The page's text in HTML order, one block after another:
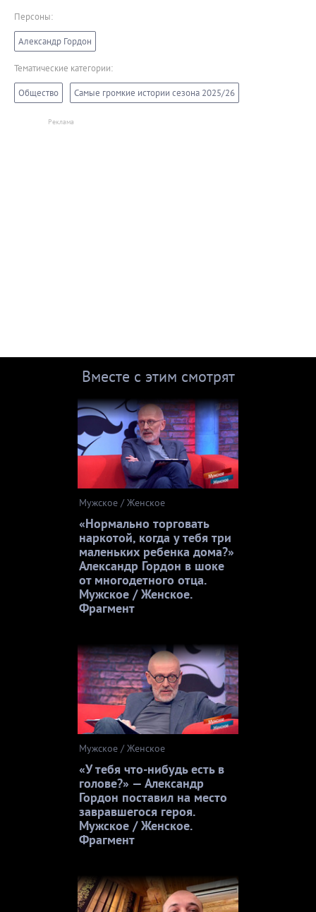
Персоны:
Александр Гордон
Тематические категории:
Общество Самые громкие истории сезона 2025/26
Вместе с этим смотрят
Мужское / Женское
«Нормально торговать
наркотой, когда у тебя три
маленьких ребенка дома?»
Александр Гордон в шоке
от многодетного отца.
Мужское / Женское.
Фрагмент
Мужское / Женское
«У тебя что-нибудь есть в
голове?» — Александр
Гордон поставил на место
завравшегося героя.
Мужское / Женское.
Фрагмент